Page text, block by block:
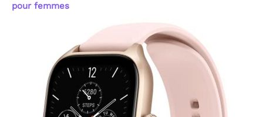
Moyen, Élevé). Ces
indicateurs, couplés au
suivi du cycle menstruel,
offrent une vision globale
de votre état physique et
émotionnel. Profitez
d'exercices de respiration
guidés pour retrouver la
pour femmes